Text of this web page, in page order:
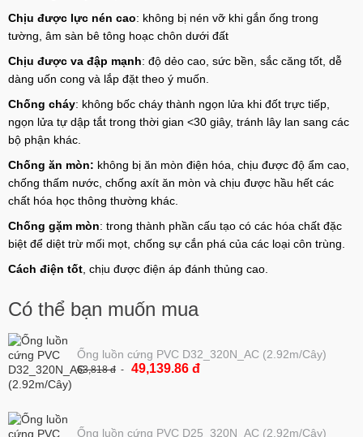
Chịu được lực nén cao: không bị nén vỡ khi gắn ống trong
tường, âm sàn bê tông hoạc chôn dưới đất
Chịu được va đập mạnh: độ dẻo cao, sức bền, sắc căng tốt, dễ
dàng uốn cong và lắp đặt theo ý muốn.
Chống cháy: không bốc cháy thành ngọn lửa khi đốt trực tiếp,
ngọn lửa tự dập tắt trong thời gian <30 giây, tránh lây lan sang các
bộ phận khác.
Chống ăn mòn: không bị ăn mòn điện hóa, chịu được độ ẩm cao,
chống thấm nước, chống axít ăn mòn và chịu được hầu hết các
chất hóa học thông thường khác.
Chống gặm mòn: trong thành phần cấu tạo có các hóa chất đặc
biệt để diệt trừ mối mọt, chống sự cắn phá của các loại côn trùng.
Cách điện tốt , chịu được điện áp đánh thủng cao.
Có thể bạn muốn mua
Ống luồn cứng PVC D32_320N_AC (2.92m/Cây)
63,818 đ 49,139.86 đ
Ống luồn cứng PVC D25_320N_AC (2.92m/Cây)